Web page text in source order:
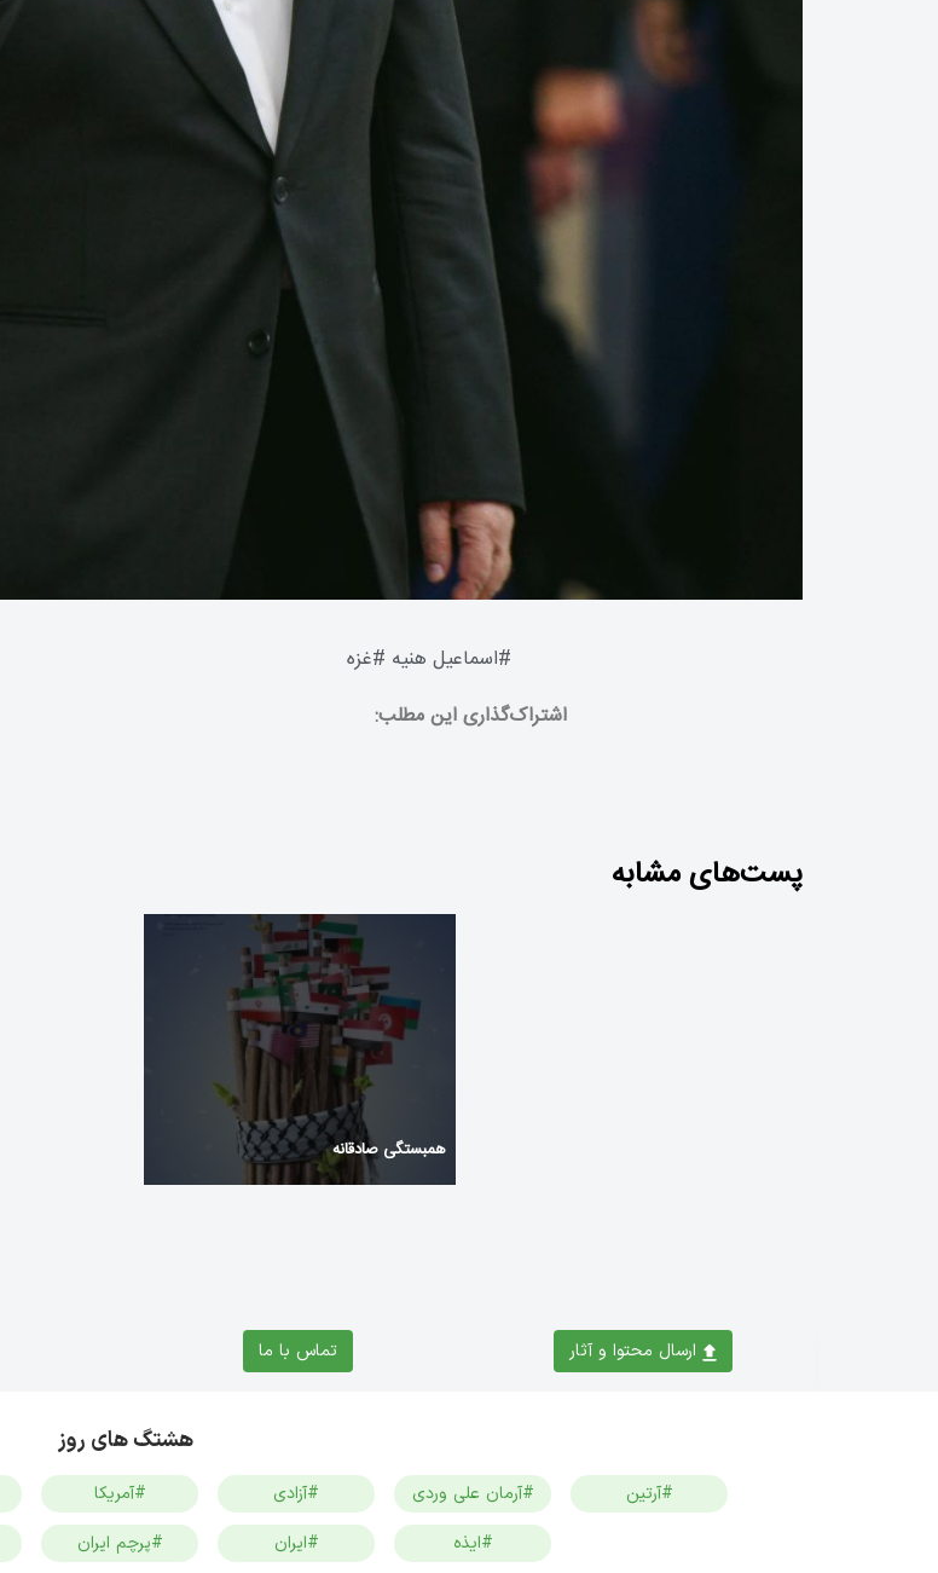
#اسماعیل هنیه #غزه
اشتراک‌گذاری این مطلب:
پست‌های مشابه
Zaujímavé automaty thor fortune
casino prinášajú skvelú zábavu a
rozsiahle možnosti výhry online
همبستگی صادقانه
ارسال محتوا و آثار تماس با ما
هشتگ های روز
#آرتین #آرمان علی وردی #آزادی #آمریکا
#ایذه
#ایران #پرچم ایران